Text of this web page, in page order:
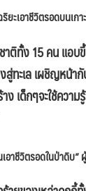
ยะเอาชีวิตรอดบนเก
ติทั้ง 15 คน แอบ
สู่ทะเล เผชิญหน้
ง เด็กๆจะใช้ควา
อาชีวิตรอดในป่าดิบ”